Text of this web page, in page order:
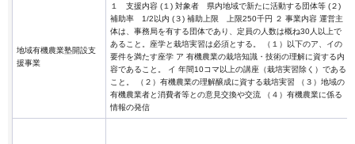
地域有機農業塾開設支
援事業
１ 支援内容 (１) 対象者 県内地域で新たに活動する団体等 (２)
補助率 1/2以内 (３) 補助上限 上限250千円 ２ 事業内容 運営主
体は、事務局を有する団体であり、定員の人数は概ね30人以上で
あること。座学と栽培実習は必須とする。 （１）以下のア、イの
要件を満たす座学 ア 有機農業の栽培知識・技術の理解に資する内
容であること。 イ 年間10コマ以上の講座（栽培実習除く）である
こと。 （２）有機農業の理解醸成に資する栽培実習 （３）地域の
有機農業者と消費者等との意見交換や交流 （４）有機農業に係る
情報の発信